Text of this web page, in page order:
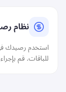
نظام
استخدم رصيدك
للباقات. قم